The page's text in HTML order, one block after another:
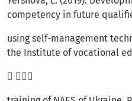
competency in future
using self-management
the Institute of vocational
 